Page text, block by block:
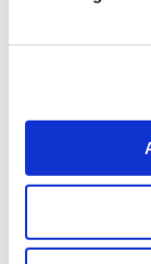
taxé, et
pays avec des